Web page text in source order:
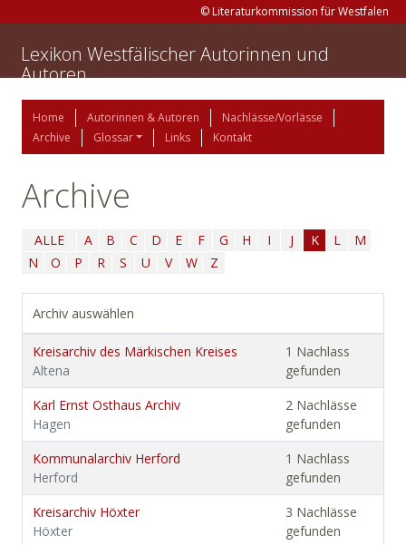
© Literaturkommission für Westfalen
Lexikon Westfälischer Autorinnen und
Autoren
Home Autorinnen & Autoren
Nachlässe/Vorlässe
Archive
Glossar Links Kontakt
Archive
ALLE A B C D E F G H I J K L
M
N
O P R S U V W Z
Archiv auswählen
Kreisarchiv des Märkischen Kreises
Altena
1 Nachlass
gefunden
Karl Ernst Osthaus Archiv
Hagen
2 Nachlässe
gefunden
Kommunalarchiv Herford
Herford
1 Nachlass
gefunden
Kreisarchiv Höxter
Höxter
3 Nachlässe
gefunden